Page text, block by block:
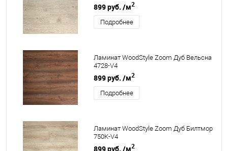
899 руб. /м2
Подробнее
Ламинат WoodStyle Zoom Дуб Вельсна
4728-V4
899 руб. /м2
Подробнее
Ламинат WoodStyle Zoom Дуб Билтмор
750K-V4
899 руб. /м2